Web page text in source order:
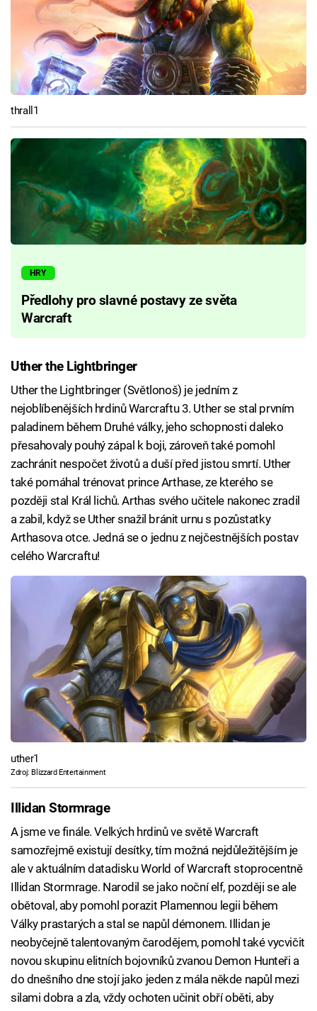
thrall1
HRY
Předlohy pro slavné postavy ze světa
Warcraft
Uther the Lightbringer
Uther the Lightbringer (Světlonoš) je jedním z
nejoblíbenějších hrdinů Warcraftu 3. Uther se stal prvním
paladinem během Druhé války, jeho schopnosti daleko
přesahovaly pouhý zápal k boji, zároveň také pomohl
zachránit nespočet životů a duší před jistou smrtí. Uther
také pomáhal trénovat prince Arthase, ze kterého se
později stal Král lichů. Arthas svého učitele nakonec zradil
a zabil, když se Uther snažil bránit urnu s pozůstatky
Arthasova otce. Jedná se o jednu z nejčestnějších postav
celého Warcraftu!
uther1
Zdroj: Blizzard Entertainment
Illidan Stormrage
A jsme ve finále. Velkých hrdinů ve světě Warcraft
samozřejmě existují desítky, tím možná nejdůležitějším je
ale v aktuálním datadisku World of Warcraft stoprocentně
Illidan Stormrage. Narodil se jako noční elf, později se ale
obětoval, aby pomohl porazit Plamennou legii během
Války prastarých a stal se napůl démonem. Illidan je
neobyčejně talentovaným čarodějem, pomohl také vycvičit
novou skupinu elitních bojovníků zvanou Demon Hunteři a
do dnešního dne stojí jako jeden z mála někde napůl mezi
silami dobra a zla, vždy ochoten učinit obří oběti, aby